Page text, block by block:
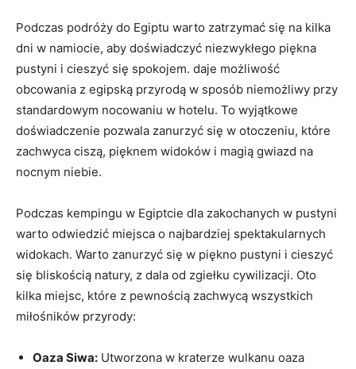
Podczas podróży do Egiptu warto ⁣zatrzymać się na kilka
dni w namiocie, aby doświadczyć niezwykłego piękna⁤
pustyni i cieszyć się spokojem. daje możliwość
obcowania z egipską przyrodą w sposób niemożliwy przy
standardowym nocowaniu w ‌hotelu. ⁣To wyjątkowe
⁣doświadczenie pozwala zanurzyć się​ w otoczeniu, które
zachwyca‍ ciszą, pięknem‍ widoków⁣ i magią gwiazd na
nocnym niebie.
Podczas kempingu w Egiptcie dla zakochanych‍ w pustyni
warto odwiedzić miejsca o najbardziej spektakularnych
‌widokach. Warto zanurzyć się w piękno pustyni i​ cieszyć
się bliskością natury, ⁣z dala od zgiełku cywilizacji. Oto
kilka miejsc, które z pewnością zachwycą wszystkich
miłośników ⁣przyrody:
Oaza Siwa: Utworzona w kraterze wulkanu oaza